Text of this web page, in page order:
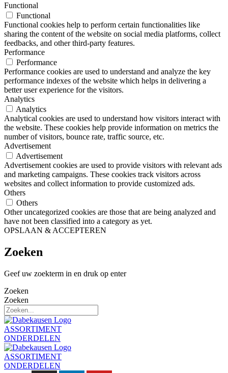
Functional
Functional
Functional cookies help to perform certain functionalities like
sharing the content of the website on social media platforms, collect
feedbacks, and other third-party features.
Performance
Performance
Performance cookies are used to understand and analyze the key
performance indexes of the website which helps in delivering a
better user experience for the visitors.
Analytics
Analytics
Analytical cookies are used to understand how visitors interact with
the website. These cookies help provide information on metrics the
number of visitors, bounce rate, traffic source, etc.
Advertisement
Advertisement
Advertisement cookies are used to provide visitors with relevant ads
and marketing campaigns. These cookies track visitors across
websites and collect information to provide customized ads.
Others
Others
Other uncategorized cookies are those that are being analyzed and
have not been classified into a category as yet.
OPSLAAN & ACCEPTEREN
Zoeken
Geef uw zoekterm in en druk op enter
Zoeken
Zoeken
ASSORTIMENT
ONDERDELEN
ASSORTIMENT
ONDERDELEN